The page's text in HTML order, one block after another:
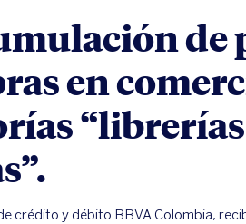
de
en
crédito y débito BBVA Colombia,